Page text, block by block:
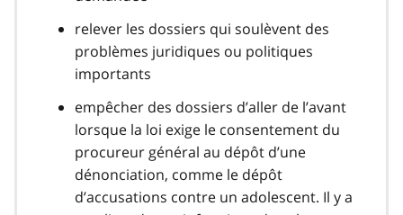
relever les dossiers qui soulèvent des
problèmes juridiques ou politiques
importants
empêcher des dossiers d’aller de l’avant
lorsque la loi exige le consentement du
procureur général au dépôt d’une
dénonciation, comme le dépôt
d’accusations contre un adolescent. Il y a